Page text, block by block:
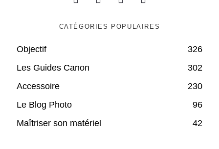
CATÉGORIES POPULAIRES
Objectif
326
Les Guides Canon
302
Accessoire
230
Le Blog Photo
96
Maîtriser son matériel
42